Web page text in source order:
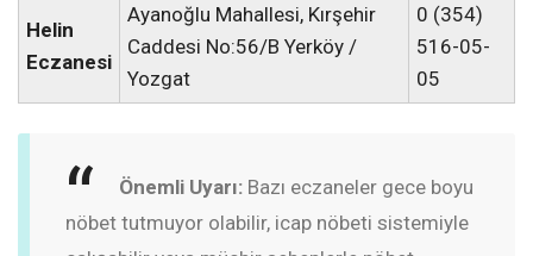
Helin
Eczanesi
Ayanoğlu Mahallesi, Kırşehir
Caddesi No:56/B Yerköy /
Yozgat
0 (354)
516-05-
05
Önemli Uyarı: Bazı eczaneler gece boyu
nöbet tutmuyor olabilir, icap nöbeti sistemiyle